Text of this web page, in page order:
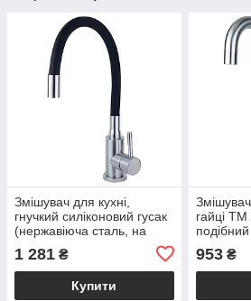
Змішувач для кухні,
гнучкий силіконовий гусак
(нержавіюча сталь, на
ТМ AQUATICA
1 281 ₴
Купити
гайці
953₴